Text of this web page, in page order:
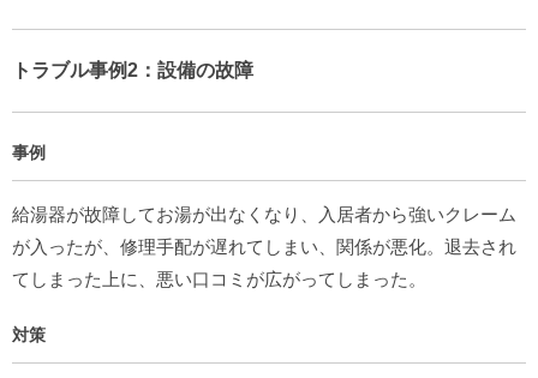
トラブル事例2：設備の故障
事例
給湯器が故障してお湯が出なくなり、入居者から強いクレーム
が入ったが、修理手配が遅れてしまい、関係が悪化。退去され
てしまった上に、悪い口コミが広がってしまった。
対策